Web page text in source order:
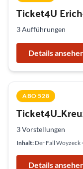
Ticket4U
3 Aufführungen
Details
ABO 528
3 Vorstellungen
Inhalt: Der Fall Woyzeck
Details